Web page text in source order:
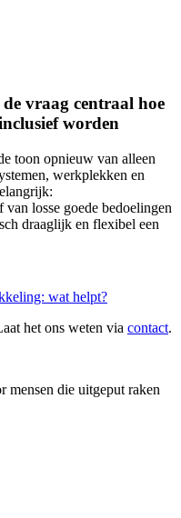
vraag centraal hoe
worden
toon opnieuw van alleen
werkplekken en
losse goede bedoelingen
draaglijk en flexibel een
wat helpt?
het ons weten via contact.
mensen die uitgeput raken